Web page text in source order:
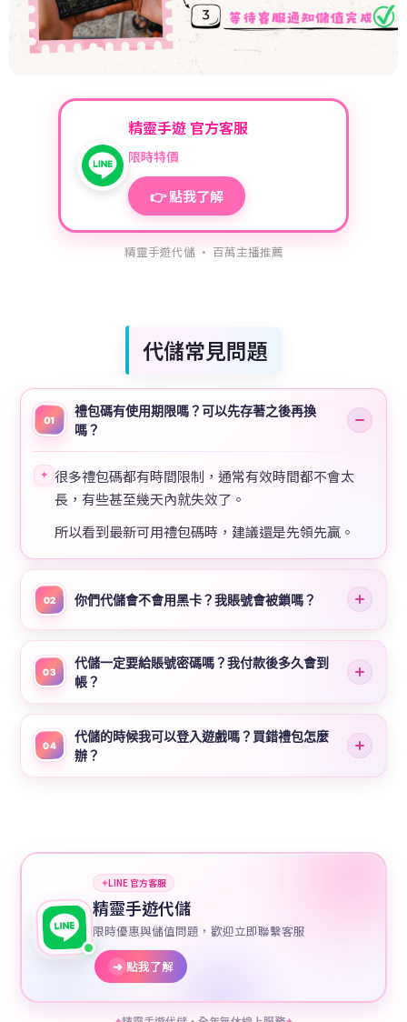
精靈手遊 官方客服
限時特價
👉 點我了解
精靈手遊代儲 · 百萬主播推薦
代儲常見問題
01
禮包碼有使用期限嗎？可以先存著之後再換
嗎？
✦ 很多禮包碼都有時間限制，通常有效時間都不會太
長，有些甚至幾天內就失效了。
所以看到最新可用禮包碼時，建議還是先領先贏。
02 你們代儲會不會用黑卡？我賬號會被鎖嗎？
03
代儲一定要給賬號密碼嗎？我付款後多久會到
帳？
04
代儲的時候我可以登入遊戲嗎？買錯禮包怎麼
辦？
✦LINE 官方客服
精靈手遊代儲
限時優惠與儲值問題，歡迎立即聯繫客服
➜ 點我了解